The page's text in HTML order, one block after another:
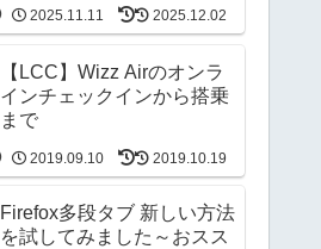
2025.11.11 2025.12.02
【LCC】Wizz Airのオンラ
インチェックインから搭乗
まで
2019.09.10 2019.10.19
Firefox多段タブ 新しい方法
を試してみました～おスス